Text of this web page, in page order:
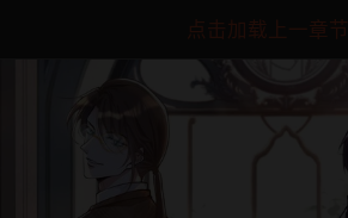
点击加载上一章节